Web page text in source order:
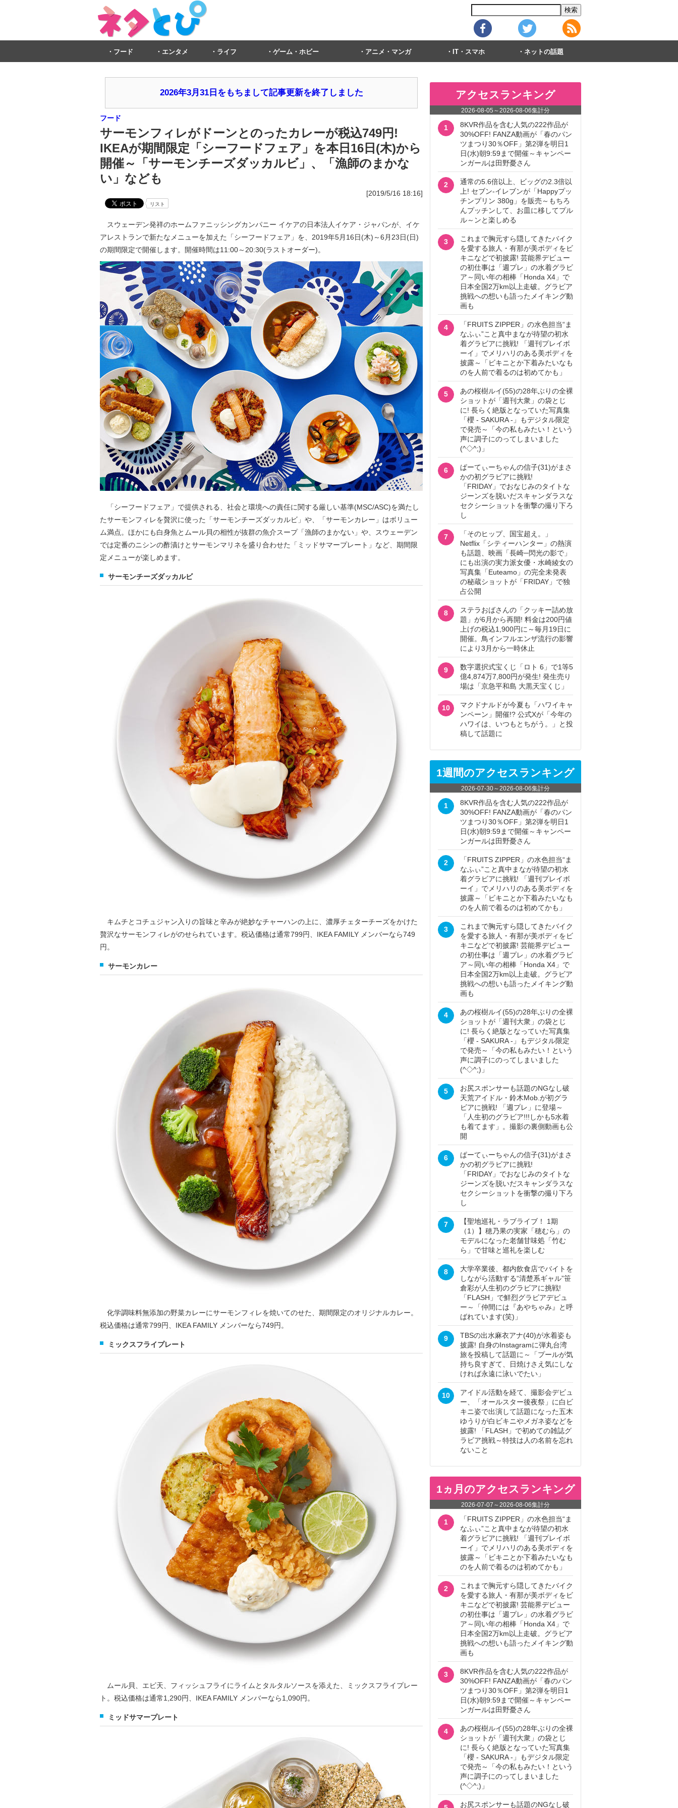
フード エンタメ ライフ ゲーム・ホビー アニメ・マンガ IT・スマホ ネットの話題
2026年3月31日をもちまして記事更新を終了しました
フード
サーモンフィレがドーンとのったカレーが税込749円!
IKEAが期間限定「シーフードフェア」を本日16日(木)から
開催～「サーモンチーズダッカルビ」、「漁師のまかな
い」なども
[2019/5/16 18:16]
リスト
スウェーデン発祥のホームファニッシングカンパニー イケアの日本法人イケア・ジャパンが、イケ
アレストランで新たなメニューを加えた「シーフードフェア」を、2019年5月16日(木)～6月23日(日)
の期間限定で開催します。開催時間は11:00～20:30(ラストオーダー)。
「シーフードフェア」で提供される、社会と環境への責任に関する厳しい基準(MSC/ASC)を満たし
たサーモンフィレを贅沢に使った「サーモンチーズダッカルビ」や、「サーモンカレー」はボリュー
ム満点。ほかにも白身魚とムール貝の相性が抜群の魚介スープ「漁師のまかない」や、スウェーデン
では定番のニシンの酢漬けとサーモンマリネを盛り合わせた「ミッドサマープレート」など、期間限
定メニューが楽しめます。
サーモンチーズダッカルビ
キムチとコチュジャン入りの旨味と辛みが絶妙なチャーハンの上に、濃厚チェターチーズをかけた
贅沢なサーモンフィレがのせられています。税込価格は通常799円、IKEA FAMILY メンバーなら749
円。
サーモンカレー
化学調味料無添加の野菜カレーにサーモンフィレを焼いてのせた、期間限定のオリジナルカレー。
税込価格は通常799円、IKEA FAMILY メンバーなら749円。
ミックスフライプレート
ムール貝、エビ天、フィッシュフライにライムとタルタルソースを添えた、ミックスフライプレー
ト。税込価格は通常1,290円、IKEA FAMILY メンバーなら1,090円。
ミッドサマープレート
アクセスランキング
2026-08-05 ～2026-08-06集計分
1
8KVR作品を含む人気の222作品が
30%OFF! FANZA動画が「春のパン
ツまつり30％OFF」第2弾を明日1
日(水)朝9:59まで開催～キャンペー
ンガールは田野憂さん
2
通常の5.6倍以上、ビッグの2.3倍以
上! セブン‐イレブンが「Happyプッ
チンプリン 380g」を販売～もちろ
んプッチンして、お皿に移してプル
ル～ンと楽しめる
3
これまで胸元すら隠してきたバイク
を愛する旅人・有那が美ボディをビ
キニなどで初披露! 芸能界デビュー
の初仕事は「週プレ」の水着グラビ
ア～同い年の相棒「Honda X4」で
日本全国2万km以上走破。グラビア
挑戦への想いも語ったメイキング動
画も
4
「FRUITS ZIPPER」の水色担当“ま
なふぃ”こと真中まなが待望の初水
着グラビアに挑戦! 「週刊プレイボ
ーイ」でメリハリのある美ボディを
披露～「ビキニとか下着みたいなも
のを人前で着るのは初めてかも」
5
あの桜樹ルイ(55)の28年ぶりの全裸
ショットが「週刊大衆」の袋とじ
に! 長らく絶版となっていた写真集
「櫻 - SAKURA -」もデジタル限定
で発売～「今の私もみたい！という
声に調子にのってしまいました
(^◇^;)」
6
ぱーてぃーちゃんの信子(31)がまさ
かの初グラビアに挑戦!
「FRIDAY」でおなじみのタイトな
ジーンズを脱いだスキャンダラスな
セクシーショットを衝撃の撮り下ろ
し
7
「そのヒップ、国宝超え。」
Netflix「シティーハンター」の熱演
も話題、映画「長崎─閃光の影で」
にも出演の実力派女優・水崎綾女の
写真集「Euteamo」の完全未発表
の秘蔵ショットが「FRIDAY」で独
占公開
8
ステラおばさんの「クッキー詰め放
題」が6月から再開! 料金は200円値
上げの税込1,900円に～毎月19日に
開催。鳥インフルエンザ流行の影響
により3月から一時休止
9
数字選択式宝くじ「ロト 6」で1等5
億4,874万7,800円が発生! 発生売り
場は「京急平和島 大黒天宝くじ」
10
マクドナルドが今夏も「ハワイキャ
ンペーン」開催!? 公式Xが「今年の
ハワイは、いつもとちがう。」と投
稿して話題に
1週間のアクセスランキング
2026-07-30～2026-08-06集計分
1
8KVR作品を含む人気の222作品が
30%OFF! FANZA動画が「春のパン
ツまつり30％OFF」第2弾を明日1
日(水)朝9:59まで開催～キャンペー
ンガールは田野憂さん
2
「FRUITS ZIPPER」の水色担当“ま
なふぃ”こと真中まなが待望の初水
着グラビアに挑戦! 「週刊プレイボ
ーイ」でメリハリのある美ボディを
披露～「ビキニとか下着みたいなも
のを人前で着るのは初めてかも」
3
これまで胸元すら隠してきたバイク
を愛する旅人・有那が美ボディをビ
キニなどで初披露! 芸能界デビュー
の初仕事は「週プレ」の水着グラビ
ア～同い年の相棒「Honda X4」で
日本全国2万km以上走破。グラビア
挑戦への想いも語ったメイキング動
画も
4
あの桜樹ルイ(55)の28年ぶりの全裸
ショットが「週刊大衆」の袋とじ
に! 長らく絶版となっていた写真集
「櫻 - SAKURA -」もデジタル限定
で発売～「今の私もみたい！という
声に調子にのってしまいました
(^◇^;)」
5
お尻スポンサーも話題のNGなし破
天荒アイドル・鈴木Mob.が初グラ
ビアに挑戦! 「週プレ」に登場～
「人生初のグラビア!!!しかも5水着
も着てます」。撮影の裏側動画も公
開
6
ぱーてぃーちゃんの信子(31)がまさ
かの初グラビアに挑戦!
「FRIDAY」でおなじみのタイトな
ジーンズを脱いだスキャンダラスな
セクシーショットを衝撃の撮り下ろ
し
7
【聖地巡礼・ラブライブ！ 1期
（1）】穂乃果の実家「穂むら」の
モデルになった老舗甘味処「竹む
ら」で甘味と巡礼を楽しむ
8
大学卒業後、都内飲食店でバイトを
しながら活動する“清楚系ギャル”笹
倉彩が人生初のグラビアに挑戦!
「FLASH」で鮮烈グラビアデビュ
ー～「仲間には『あやちゃみ』と呼
ばれています(笑)」
9
TBSの出水麻衣アナ(40)が水着姿も
披露! 自身のInstagramに弾丸台湾
旅を投稿して話題に～「プールが気
持ち良すぎて、日焼けさえ気にしな
ければ永遠に泳いでたい」
10
アイドル活動を経て、撮影会デビュ
ー、「オールスター後夜祭」に白ビ
キニ姿で出演して話題になった五木
ゆうりが白ビキニやメガネ姿などを
披露! 「FLASH」で初めての雑誌グ
ラビア挑戦～特技は人の名前を忘れ
ないこと
1ヵ月のアクセスランキング
2026-07-07 ～2026-08-06集計分
1
「FRUITS ZIPPER」の水色担当“ま
なふぃ”こと真中まなが待望の初水
着グラビアに挑戦! 「週刊プレイボ
ーイ」でメリハリのある美ボディを
披露～「ビキニとか下着みたいなも
のを人前で着るのは初めてかも」
2
これまで胸元すら隠してきたバイク
を愛する旅人・有那が美ボディをビ
キニなどで初披露! 芸能界デビュー
の初仕事は「週プレ」の水着グラビ
ア～同い年の相棒「Honda X4」で
日本全国2万km以上走破。グラビア
挑戦への想いも語ったメイキング動
画も
3
8KVR作品を含む人気の222作品が
30%OFF! FANZA動画が「春のパン
ツまつり30％OFF」第2弾を明日1
日(水)朝9:59まで開催～キャンペー
ンガールは田野憂さん
4
あの桜樹ルイ(55)の28年ぶりの全裸
ショットが「週刊大衆」の袋とじ
に! 長らく絶版となっていた写真集
「櫻 - SAKURA -」もデジタル限定
で発売～「今の私もみたい！という
声に調子にのってしまいました
(^◇^;)」
お尻スポンサーも話題のNGなし破